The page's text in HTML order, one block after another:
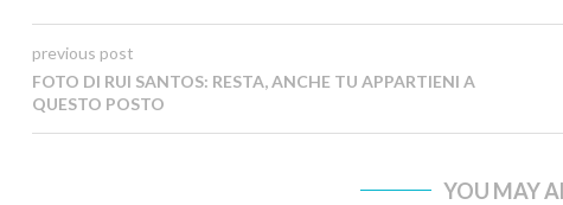
previous post
FOTO DI RUI SANTOS: RESTA, ANCHE TU APPARTIENI A
QUESTO POSTO
YOU MAY